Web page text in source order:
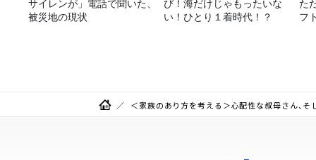
サイレンが」電話で聞いた、
被災地の現状
び！海だけじゃもったいな
い！ひとり１着時代！？
た
フ
＜家族のあり方を考える＞心配性な叔母さん、そ